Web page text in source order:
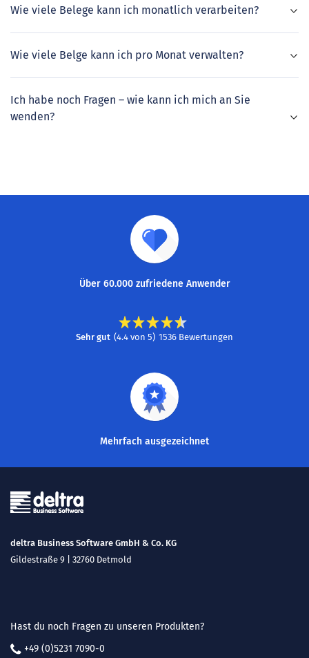
Wie viele Belege kann ich monatlich verarbeiten?
Wie viele Belge kann ich pro Monat verwalten?
Ich habe noch Fragen – wie kann ich mich an Sie
wenden?
Über 60.000 zufriedene Anwender
Sehr gut (4.4 von 5) 1536 Bewertungen
Mehrfach ausgezeichnet
deltra Business Software GmbH & Co. KG
Gildestraße 9 | 32760 Detmold
Hast du noch Fragen zu unseren Produkten?
+49 (0)5231 7090-0